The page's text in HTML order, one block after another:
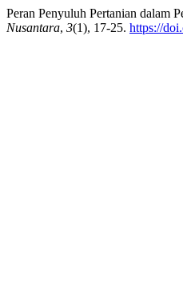
Peran Penyuluh Pertanian dalam
Nusantara, 3(1), 17-25. https://